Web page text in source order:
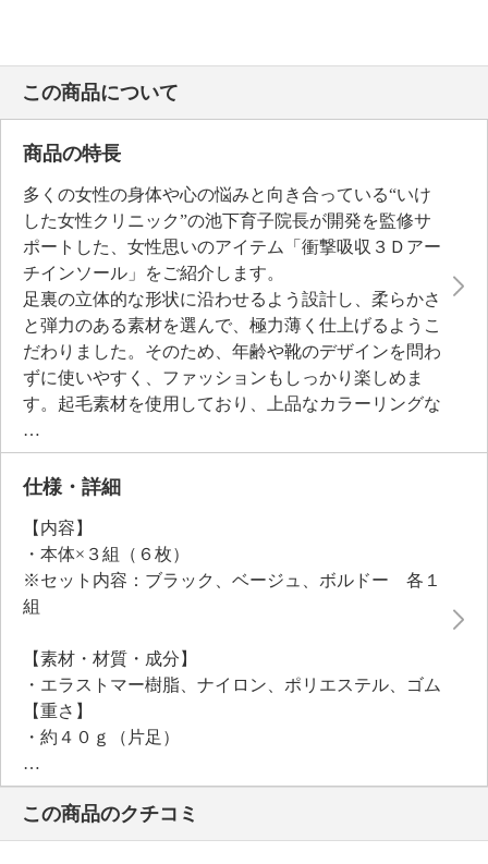
この商品について
商品の特長
多くの女性の身体や心の悩みと向き合っている“いけ
した女性クリニック”の池下育子院長が開発を監修サ
ポートした、女性思いのアイテム「衝撃吸収３Ｄアー
チインソール」をご紹介します。
足裏の立体的な形状に沿わせるよう設計し、柔らかさ
と弾力のある素材を選んで、極力薄く仕上げるようこ
だわりました。そのため、年齢や靴のデザインを問わ
ずに使いやすく、ファッションもしっかり楽しめま
す。起毛素材を使用しており、上品なカラーリングな
ので、靴を脱いだ時もおしゃれ。
着用することで、足のアーチを整えるようサポートし
てくれるので、履き心地を良くすると同時に、美しい
■こだわりの設計：
歩行時の衝撃やストレスになる要因を解決するため
に、５つのポイントを設計しました。さらに立体的な
ての効果を発揮。本品を着用して立ち仕事をしたり歩
くたびに、足裏に心地よい刺激を感じることができま
す。
負担を分散させて、足裏全面で体重を支えるよう凹凸
をつけました。足と靴との隙間をインソールがしっか
適な履き心地で、姿勢も整った、美しく健康的な歩行
仕様・詳細
【内容】
・本体×３組（６枚）
※セット内容：ブラック、ベージュ、ボルドー 各１
組
【素材・材質・成分】
・エラストマー樹脂、ナイロン、ポリエステル、ゴム
【重さ】
・約４０ｇ（片足）
【商品仕様詳細】
・対応サイズ：２２．５〜２４．５ｃｍ
【メンテナンス】
※詳細は同梱書類参照
この商品のクチコミ